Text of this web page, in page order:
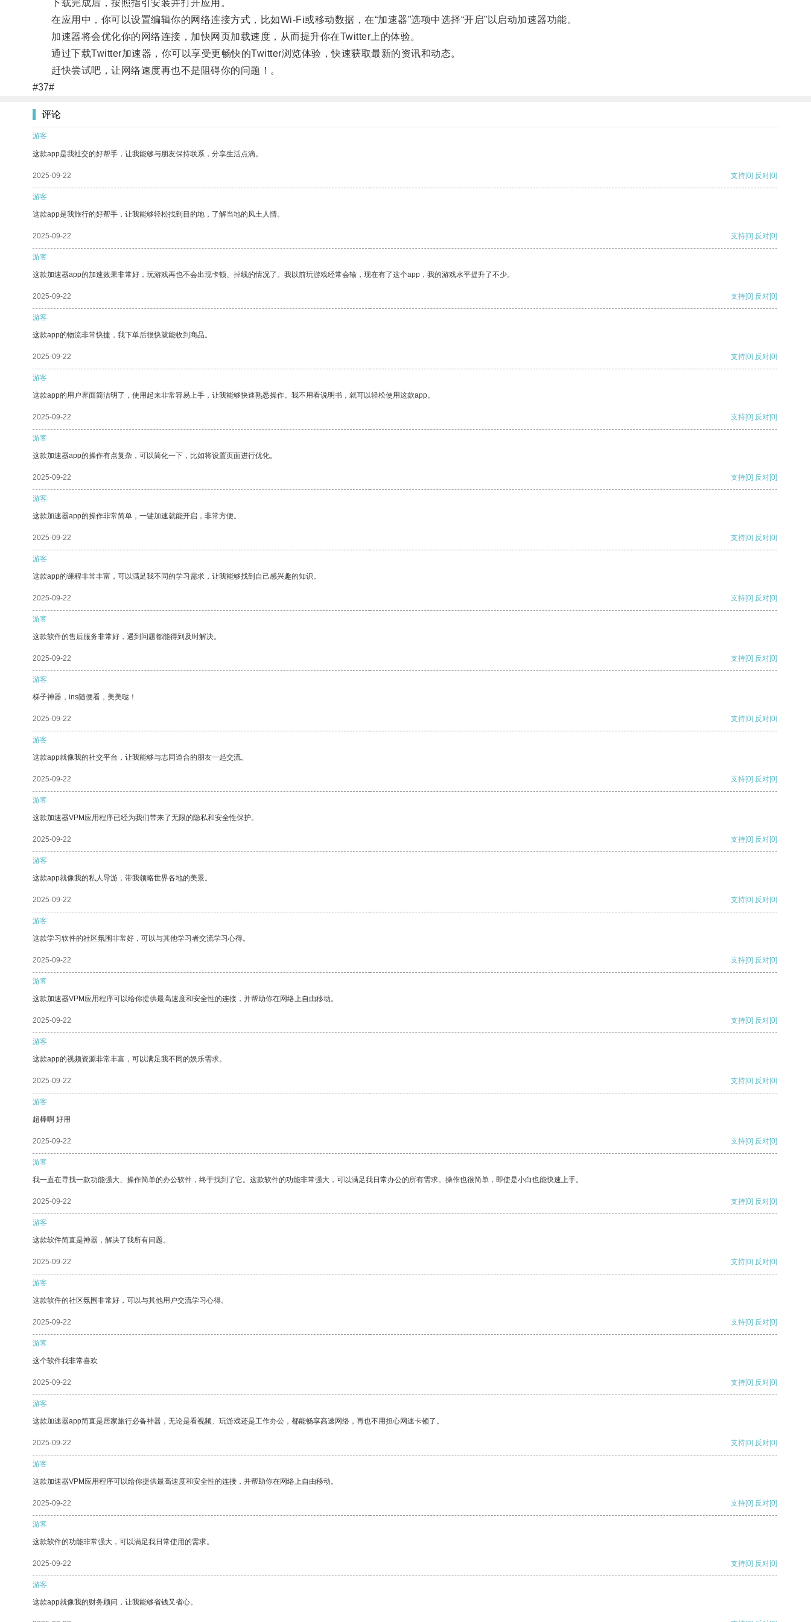
下载完成后，按照指引安装并打开应用。
在应用中，你可以设置编辑你的网络连接方式，比如Wi-Fi或移动数据，在“加速器”选项中选择“开启”以启动加速器功能。
加速器将会优化你的网络连接，加快网页加载速度，从而提升你在Twitter上的体验。
通过下载Twitter加速器，你可以享受更畅快的Twitter浏览体验，快速获取最新的资讯和动态。
赶快尝试吧，让网络速度再也不是阻碍你的问题！。
#37#
评论
游客
这款app是我社交的好帮手，让我能够与朋友保持联系，分享生活点滴。
2025-09-22 支持[0] 反对[0]
游客
这款app是我旅行的好帮手，让我能够轻松找到目的地，了解当地的风土人情。
2025-09-22 支持[0] 反对[0]
游客
这款加速器app的加速效果非常好，玩游戏再也不会出现卡顿、掉线的情况了。我以前玩游戏经常会输，现在有了这个app，我的游戏水平提升了不少。
2025-09-22 支持[0] 反对[0]
游客
这款app的物流非常快捷，我下单后很快就能收到商品。
2025-09-22 支持[0] 反对[0]
游客
这款app的用户界面简洁明了，使用起来非常容易上手，让我能够快速熟悉操作。我不用看说明书，就可以轻松使用这款app。
2025-09-22 支持[0] 反对[0]
游客
这款加速器app的操作有点复杂，可以简化一下，比如将设置页面进行优化。
2025-09-22 支持[0] 反对[0]
游客
这款加速器app的操作非常简单，一键加速就能开启，非常方便。
2025-09-22 支持[0] 反对[0]
游客
这款app的课程非常丰富，可以满足我不同的学习需求，让我能够找到自己感兴趣的知识。
2025-09-22 支持[0] 反对[0]
游客
这款软件的售后服务非常好，遇到问题都能得到及时解决。
2025-09-22 支持[0] 反对[0]
游客
梯子神器，ins随便看，美美哒！
2025-09-22 支持[0] 反对[0]
游客
这款app就像我的社交平台，让我能够与志同道合的朋友一起交流。
2025-09-22 支持[0] 反对[0]
游客
这款加速器VPM应用程序已经为我们带来了无限的隐私和安全性保护。
2025-09-22 支持[0] 反对[0]
游客
这款app就像我的私人导游，带我领略世界各地的美景。
2025-09-22 支持[0] 反对[0]
游客
这款学习软件的社区氛围非常好，可以与其他学习者交流学习心得。
2025-09-22 支持[0] 反对[0]
游客
这款加速器VPM应用程序可以给你提供最高速度和安全性的连接，并帮助你在网络上自由移动。
2025-09-22 支持[0] 反对[0]
游客
这款app的视频资源非常丰富，可以满足我不同的娱乐需求。
2025-09-22 支持[0] 反对[0]
游客
超棒啊 好用
2025-09-22 支持[0] 反对[0]
游客
我一直在寻找一款功能强大、操作简单的办公软件，终于找到了它。这款软件的功能非常强大，可以满足我日常办公的所有需求。操作也很简单，即使是小白也能快速上手。
2025-09-22 支持[0] 反对[0]
游客
这款软件简直是神器，解决了我所有问题。
2025-09-22 支持[0] 反对[0]
游客
这款软件的社区氛围非常好，可以与其他用户交流学习心得。
2025-09-22 支持[0] 反对[0]
游客
这个软件我非常喜欢
2025-09-22 支持[0] 反对[0]
游客
这款加速器app简直是居家旅行必备神器，无论是看视频、玩游戏还是工作办公，都能畅享高速网络，再也不用担心网速卡顿了。
2025-09-22 支持[0] 反对[0]
游客
这款加速器VPM应用程序可以给你提供最高速度和安全性的连接，并帮助你在网络上自由移动。
2025-09-22 支持[0] 反对[0]
游客
这款软件的功能非常强大，可以满足我日常使用的需求。
2025-09-22 支持[0] 反对[0]
游客
这款app就像我的财务顾问，让我能够省钱又省心。